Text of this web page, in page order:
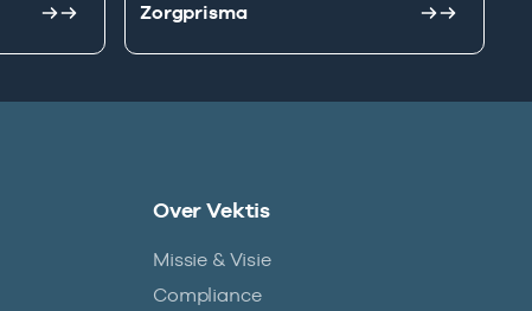
Zorgprisma
Over Vektis
Missie & Visie
Compliance